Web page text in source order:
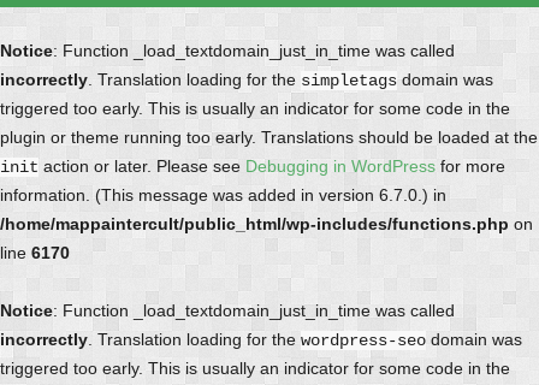
Notice: Function _load_textdomain_just_in_time was called
incorrectly . Translation loading for the simpletags domain was
triggered too early. This is usually an indicator for some code in the
plugin or theme running too early. Translations should be loaded at the
init action or later. Please see Debugging in WordPress for more
information. (This message was added in version 6.7.0.) in
/home/mappaintercult/public_html/wp-includes/functions.php on
line 6170
Notice: Function _load_textdomain_just_in_time was called
incorrectly . Translation loading for the wordpress-seo domain was
triggered too early. This is usually an indicator for some code in the